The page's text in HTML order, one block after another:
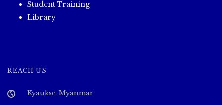
Student Training
Library
REACH US
Kyaukse, Myanmar